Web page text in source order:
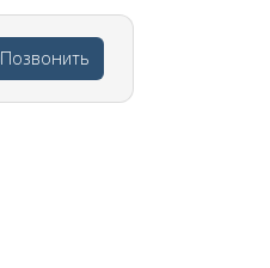
Позвонить